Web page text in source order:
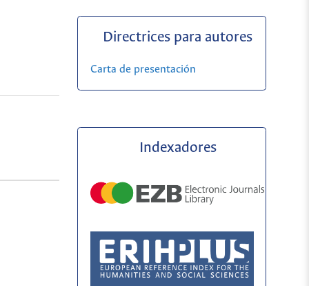
Directrices para autores
Carta de presentación
Indexadores